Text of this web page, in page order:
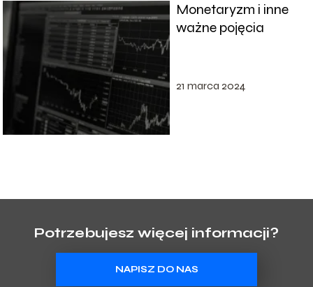
Monetaryzm i inne
ważne pojęcia
21 marca 2024
Potrzebujesz więcej informacji?
NAPISZ DO NAS